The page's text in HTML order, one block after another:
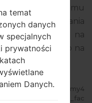
Wersja systemu
Pełny poradnik na
układowego na
x8u_fac
temat
danych
specjalnych
prywatności
Danych.